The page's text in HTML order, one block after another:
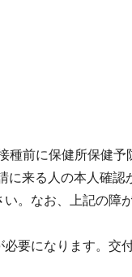
前に保健所保健予
に来る人の本人確認
。なお、上記の障
要になります。交